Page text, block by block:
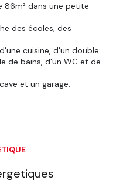
dans une petite
des écoles, des
cuisine, d'un double
de bains, d'un WC et de
et un garage.